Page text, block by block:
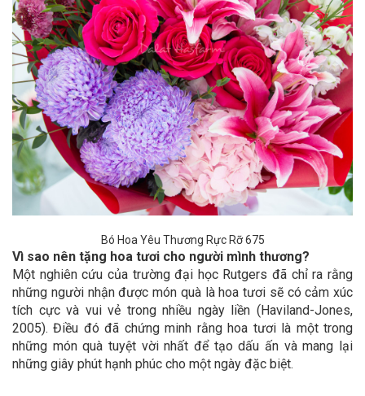
Bó Hoa Yêu Thương Rực Rỡ 675
Vì sao nên tặng hoa tươi cho người mình thương?
Một nghiên cứu của trường đại học Rutgers đã chỉ ra rằng
những người nhận được món quà là hoa tươi sẽ có cảm xúc
tích cực và vui vẻ trong nhiều ngày liền (Haviland-Jones,
2005). Điều đó đã chứng minh rằng hoa tươi là một trong
những món quà tuyệt vời nhất để tạo dấu ấn và mang lại
những giây phút hạnh phúc cho một ngày đặc biệt.